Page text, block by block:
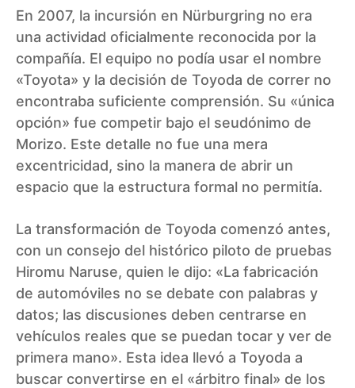
En 2007, la incursión en Nürburgring no era
una actividad oficialmente reconocida por la
compañía. El equipo no podía usar el nombre
«Toyota» y la decisión de Toyoda de correr no
encontraba suficiente comprensión. Su «única
opción» fue competir bajo el seudónimo de
Morizo. Este detalle no fue una mera
excentricidad, sino la manera de abrir un
espacio que la estructura formal no permitía.
La transformación de Toyoda comenzó antes,
con un consejo del histórico piloto de pruebas
Hiromu Naruse, quien le dijo: «La fabricación
de automóviles no se debate con palabras y
datos; las discusiones deben centrarse en
vehículos reales que se puedan tocar y ver de
primera mano». Esta idea llevó a Toyoda a
buscar convertirse en el «árbitro final» de los